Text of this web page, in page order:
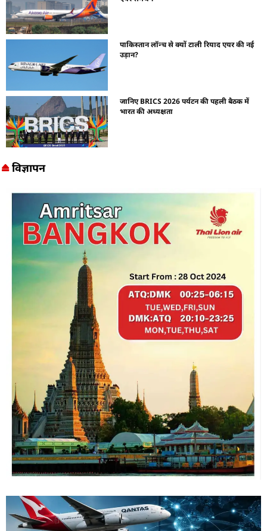
पाकिस्तान लॉन्च से क्यों टाली रियाद एयर की नई
उड़ान?
जानिए BRICS 2026 पर्यटन की पहली बैठक में
भारत की अध्यक्षता
विज्ञापन